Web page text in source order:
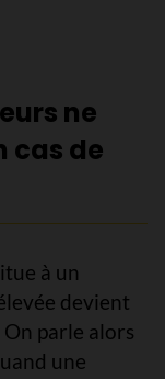
ne
cas de
à un
devient
On parle alors
une